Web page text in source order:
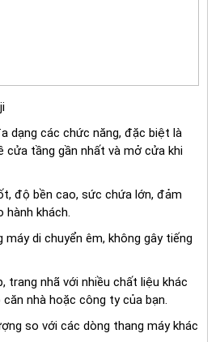
dạng các chức năng, đặc biệt là
tầng gần nhất và mở cửa khi
độ bền cao, sức chứa lớn, đảm
khách.
di chuyển êm, không gây tiếng
trang nhã với nhiều chất liệu khác
nhà hoặc công ty của bạn.
so với các dòng thang máy khác